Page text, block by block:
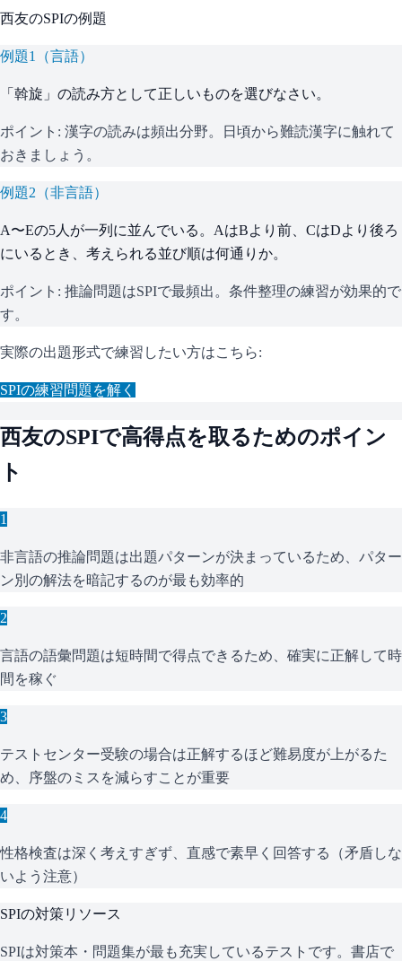
西友のSPIの例題
例題1 （言語）
「斡旋」の読み方として正しいものを選びなさい。
ポイント: 漢字の読みは頻出分野。日頃から難読漢字に触れて
おきましょう。
例題2 （非言語）
A〜Eの5人が一列に並んでいる。AはBより前、CはDより後ろ
にいるとき、考えられる並び順は何通りか。
ポイント: 推論問題はSPIで最頻出。条件整理の練習が効果的で
す。
実際の出題形式で練習したい方はこちら:
SPIの練習問題を解く
西友のSPIで高得点を取るためのポイン
ト
1
非言語の推論問題は出題パターンが決まっているため、パター
ン別の解法を暗記するのが最も効率的
2
言語の語彙問題は短時間で得点できるため、確実に正解して時
間を稼ぐ
3
テストセンター受験の場合は正解するほど難易度が上がるた
め、序盤のミスを減らすことが重要
4
性格検査は深く考えすぎず、直感で素早く回答する（矛盾しな
いよう注意）
SPIの対策リソース
SPIは対策本・問題集が最も充実しているテストです。書店で